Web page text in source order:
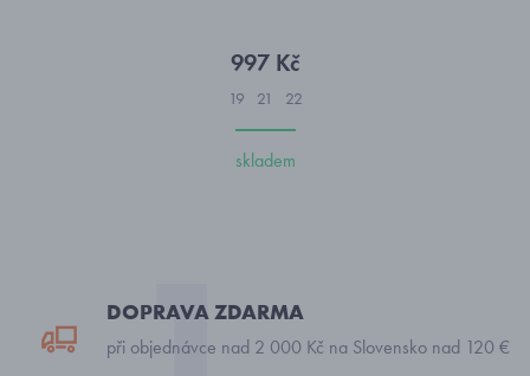
997 Kč
19 21 22
skladem
DOPRAVA ZDARMA
při objednávce nad 2 000 Kč na Slovensko nad 120 €